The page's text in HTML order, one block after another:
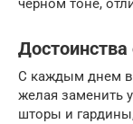
черном тоне,
С каждым днем
желая заменить
шторы и